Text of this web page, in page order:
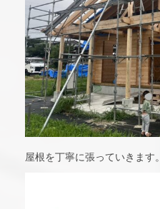
屋根を丁寧に張っていきます。